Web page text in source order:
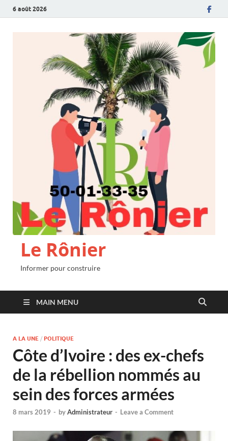
6 août 2026
Le Rônier
Informer pour construire
MAIN MENU
A LA UNE / POLITIQUE
Côte d’Ivoire : des ex-chefs
de la rébellion nommés au
sein des forces armées
8 mars 2019 - byAdministrateur - Leave a Comment